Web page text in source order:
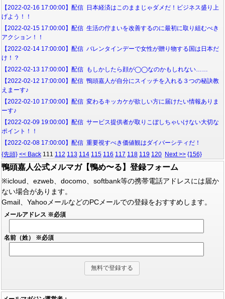
【2022-02-16 17:00:00】配信 日本経済はこのままじゃダメだ！ビジネス盛り上
げよう！！
【2022-02-15 17:00:00】配信 生活の佇まいを改善するのに最初に取り組むべき
アクション！！
【2022-02-14 17:00:00】配信 バレンタインデーで女性が贈り物する国は日本だ
け！？
【2022-02-13 17:00:00】配信 もしかしたら顔が◯◯なのかもしれない……
【2022-02-12 17:00:00】配信 鴨頭嘉人が自分にスイッチを入れる３つの秘訣教
えまーす♪
【2022-02-10 17:00:00】配信 変わるキッカケが欲しい方に届けたい情報ありま
ーす♪
【2022-02-09 19:00:00】配信 サービス提供者が取りこぼしちゃいけない大切な
ポイント！！
【2022-02-08 17:00:00】配信 重要視すべき価値観はダイバーシティだ！
{先頭} << Back 111 112 113 114 115 116 117 118 119 120 Next >> {156}
鴨頭嘉人公式メルマガ【鴨め〜る】登録フォーム
※icloud、ezweb、docomo、softbank等の携帯電話アドレスには届か
ない場合があります。
Gmail、YahooメールなどのPCメールでの登録をおすすめします。
メールアドレス ※必須
名前（姓） ※必須